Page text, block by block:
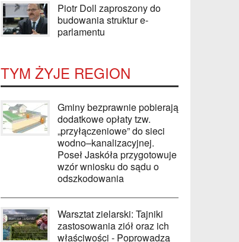
Piotr Doll zaproszony do
budowania struktur e-
parlamentu
TYM ŻYJE REGION
Gminy bezprawnie pobierają
dodatkowe opłaty tzw.
„przyłączeniowe” do sieci
wodno–kanalizacyjnej.
Poseł Jaskóła przygotowuje
wzór wniosku do sądu o
odszkodowania
Warsztat zielarski: Tajniki
zastosowania ziół oraz ich
właściwości - Poprowadzą